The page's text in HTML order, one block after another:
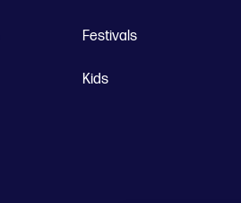
Festivals
Kids